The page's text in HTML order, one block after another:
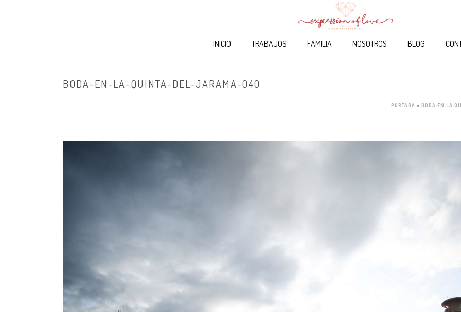
INICIO TRABAJOS FAMILIA NOSOTROS BLOG
BODA-EN-LA-QUINTA-DEL-JARAMA-040
PORTADA » BODA EN LA